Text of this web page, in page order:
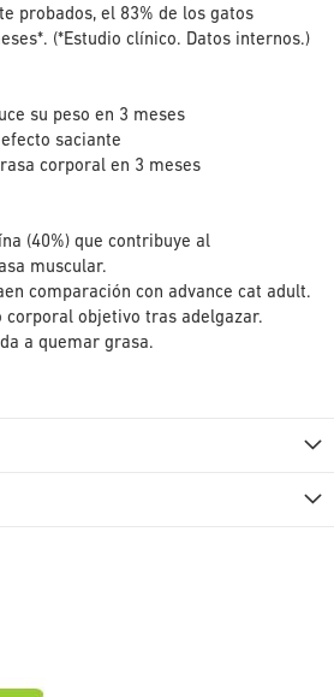
probados, el 83% de los gatos
(*Estudio clínico. Datos internos.)
su peso en 3 meses
saciante
corporal en 3 meses
(40%) que contribuye al
muscular.
comparación con advance cat adult.
corporal objetivo tras adelgazar.
a quemar grasa.